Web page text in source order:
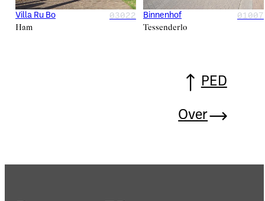
Villa Ru Bo
03022
Ham
Binnenhof
01007
Tessenderlo
PED
Over